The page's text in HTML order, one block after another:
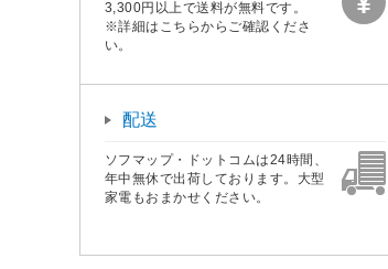
3,300円以上で送料が無料です。
※詳細はこちらからご確認くださ
い。
配送
ソフマップ・ドットコムは24時間、
年中無休で出荷しております。大型
家電もおまかせください。